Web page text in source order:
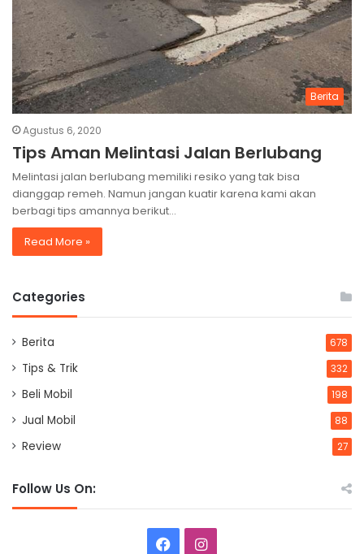
Berita
Agustus 6, 2020
Tips Aman Melintasi Jalan Berlubang
Melintasi jalan berlubang memiliki resiko yang tak bisa
dianggap remeh. Namun jangan kuatir karena kami akan
berbagi tips amannya berikut…
Read More »
Categories
Berita 678
Tips & Trik 332
Beli Mobil 198
Jual Mobil 88
Review 27
Follow Us On:
FacebookInstagram